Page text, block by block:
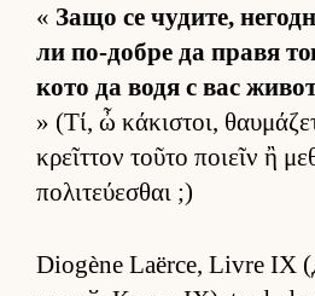
« Защо се чу­ди­те,
ли по-добре да правя
кото да водя с вас
» (Τί, ὦ κάκιστοι,
κρεῖττον τοῦτο ποιεῖν ἢ
πολιτεύεσθαι ;)
Diogène Laërce, Livre IX